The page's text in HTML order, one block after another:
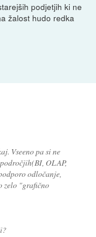
podjetjih ki ne
žalost hudo redka
Vseeno pa si ne
OLAP,
odločanje,
zelo "grafično